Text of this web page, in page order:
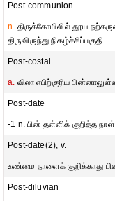
Post-communion
n. திருக்கோயிலில் தூய
திருவிருந்து நிகழ்ச்சிப்பகுதி.
Post-costal
a. விலா எபிற்குரிய
Post-date
-1 n. பின் தள்ளிக் குறித்த
Post-date(2), v.
உண்மை நாளைக் குறிக்காது
Post-diluvian